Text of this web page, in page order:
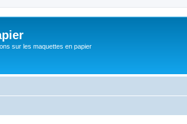
sur les maquettes en papier